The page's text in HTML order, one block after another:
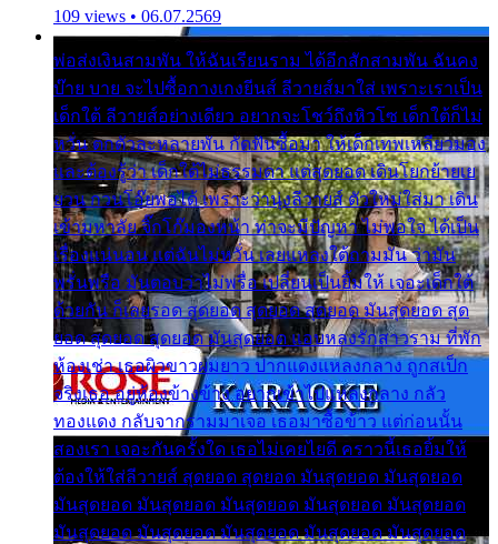
109 views • 06.07.2569
พ่อส่งเงินสามพัน ให้ฉันเรียนราม ได้อีกสักสามพัน ฉันคง
บ๊าย บาย จะไปซื้อกางเกงยีนส์ ลีวายส์มาใส่ เพราะเราเป็น
เด็กใต้ ลีวายส์อย่างเดียว อยากจะโชว์ถึงหิวโซ เด็กใต้ก็ไม่
หวั่น ตกตัวละหลายพัน กัดฟันซื้อมา ให้เด็กเทพเหลียวมอง
และต้องรู้ว่า เด็กใต้ไม่ธรรมดา แต่สุดยอด เดินโยกย้ายเย
ยวน กวนโอ๊ยพอได้ เพราะว่านุ่งลีวายส์ ตัวใหม่ใส่มา เดิน
เข้ามหาลัย จิ๊กโก๊มองหน้า ท่าจะมีปัญหา ไม่พอใจ ได้เป็น
เรื่องแน่นอน แต่ฉันไม่หวั่น เลยแหลงใต้ถามมัน ว่ามัน
พรั่นพรือ มันตอบว่าไม่พรื่อ เปลี่ยนเป็นยิ้มให้ เจอะเด็กใต้
ด้วยกัน ก็เลยรอด สุดยอด สุดยอด สุดยอด มันสุดยอด สุด
ยอด สุดยอด สุดยอด มันสุดยอด แอบหลงรักสาวราม ที่พัก
ห้องเช่า เธอผิวขาวผมยาว ปากแดงแหลงกลาง ถูกสเป็ก
จริงเธอ อยู่ห้องข้างข้าง อยากเข้าไปแหลงกลาง กลัว
ทองแดง กลับจากรามมาเจอ เธอมาซื้อข้าว แต่ก่อนนั้น
สองเรา เจอะกันครั้งใด เธอไม่เคยไยดี คราวนี้เธอยิ้มให้
ต้องให้ใส่ลีวายส์ สุดยอด สุดยอด มันสุดยอด มันสุดยอด
มันสุดยอด มันสุดยอด มันสุดยอด มันสุดยอด มันสุดยอด
มันสุดยอด มันสุดยอด มันสุดยอด มันสุดยอด มันสุดยอด